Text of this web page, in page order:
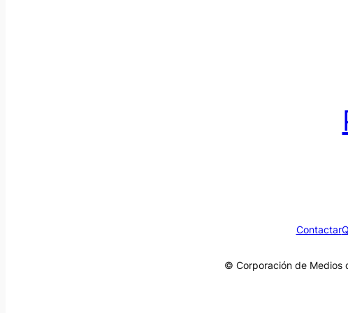
Contactar
© Corporación de Medios